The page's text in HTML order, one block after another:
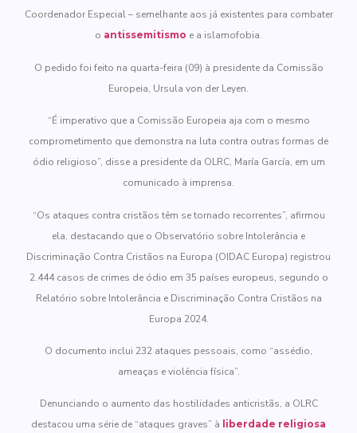
Coordenador Especial – semelhante aos já existentes para combater
o antissemitismo e a islamofobia.
O pedido foi feito na quarta-feira (09) à presidente da Comissão
Europeia, Ursula von der Leyen.
“É imperativo que a Comissão Europeia aja com o mesmo
comprometimento que demonstra na luta contra outras formas de
ódio religioso”, disse a presidente da OLRC, María García, em um
comunicado à imprensa.
“Os ataques contra cristãos têm se tornado recorrentes”, afirmou
ela, destacando que o Observatório sobre Intolerância e
Discriminação Contra Cristãos na Europa (OIDAC Europa) registrou
2.444 casos de crimes de ódio em 35 países europeus, segundo o
Relatório sobre Intolerância e Discriminação Contra Cristãos na
Europa 2024.
O documento inclui 232 ataques pessoais, como “assédio,
ameaças e violência física”.
Denunciando o aumento das hostilidades anticristãs, a OLRC
destacou uma série de “ataques graves” à liberdade religiosa